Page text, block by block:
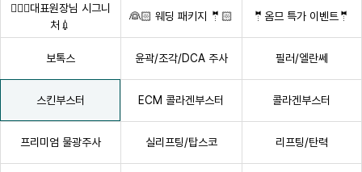
👩🏻‍⚕대표원장님 시그니
처💉
👰🏻 웨딩 패키지 🤵🏻 🤵옴므 특가 이벤트🤵
보톡스 윤곽/조각/DCA 주사 필러/엘란쎄
스킨부스터 ECM 콜라겐부스터 콜라겐부스터
프리미엄 물광주사 실리프팅/탑스코 리프팅/탄력